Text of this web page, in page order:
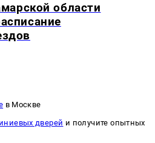
области
в Москве
дверей и получите опытных